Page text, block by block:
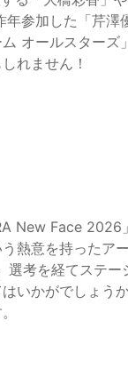
参加した「芹澤
オールスター
れません！
New Face
熱意を持ったア
考を経てステ
いかがでしょ